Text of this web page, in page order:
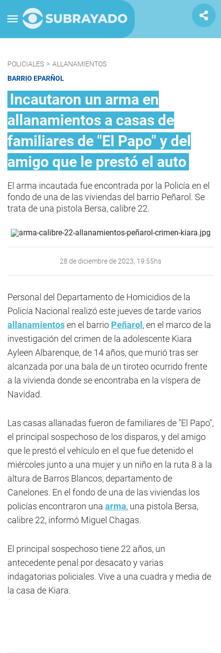
POLICIALES > ALLANAMIENTOS
BARRIO EPARÑOL
Incautaron un arma en
allanamientos a casas de
familiares de "El Papo" y del
amigo que le prestó el auto
El arma incautada fue encontrada por la Policía en el
fondo de una de las viviendas del barrio Peñarol. Se
trata de una pistola Bersa, calibre 22.
28 de diciembre de 2023, 19:55hs
Personal del Departamento de Homicidios de la
Policía Nacional realizó este jueves de tarde varios
allanamientosen el barrio Peñarol , en el marco de la
investigación del crimen de la adolescente Kiara
Ayleen Albarenque, de 14 años, que murió tras ser
alcanzada por una bala de un tiroteo ocurrido frente
a la vivienda donde se encontraba en la víspera de
Navidad.
Las casas allanadas fueron de familiares de "El Papo",
el principal sospechoso de los disparos, y del amigo
que le prestó el vehículo en el que fue detenido el
miércoles junto a una mujer y un niño en la ruta 8 a la
altura de Barros Blancos, departamento de
Canelones. En el fondo de una de las viviendas los
policías encontraron una arma, una pistola Bersa,
calibre 22, informó Miguel Chagas.
El principal sospechoso tiene 22 años, un
antecedente penal por desacato y varias
indagatorias policiales. Vive a una cuadra y media de
la casa de Kiara.